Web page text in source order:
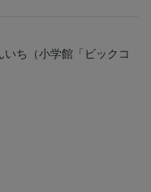
ち（小学館「ビックコ